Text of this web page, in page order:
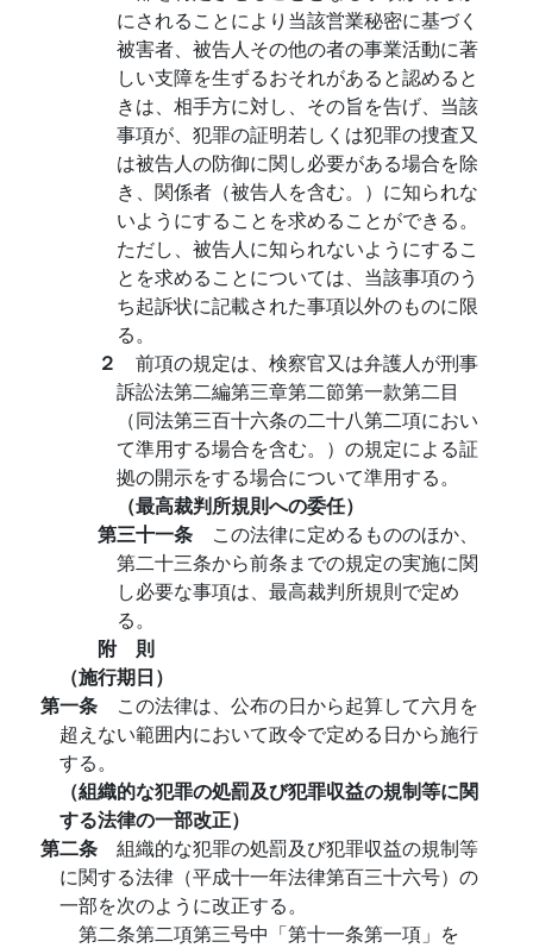
にされることにより当該営業秘密に基づく
被害者、被告人その他の者の事業活動に著
しい支障を生ずるおそれがあると認めると
きは、相手方に対し、その旨を告げ、当該
事項が、犯罪の証明若しくは犯罪の捜査又
は被告人の防御に関し必要がある場合を除
き、関係者（被告人を含む。）に知られな
いようにすることを求めることができる。
ただし、被告人に知られないようにするこ
とを求めることについては、当該事項のう
ち起訴状に記載された事項以外のものに限
る。
２ 前項の規定は、検察官又は弁護人が刑事
訴訟法第二編第三章第二節第一款第二目
（同法第三百十六条の二十八第二項におい
て準用する場合を含む。）の規定による証
拠の開示をする場合について準用する。
（最高裁判所規則への委任）
第三十一条 この法律に定めるもののほか、
第二十三条から前条までの規定の実施に関
し必要な事項は、最高裁判所規則で定め
る。
附 則
（施行期日）
第一条 この法律は、公布の日から起算して六月を
超えない範囲内において政令で定める日から施行
する。
（組織的な犯罪の処罰及び犯罪収益の規制等に関
する法律の一部改正）
第二条 組織的な犯罪の処罰及び犯罪収益の規制等
に関する法律（平成十一年法律第百三十六号）の
一部を次のように改正する。
第二条第二項第三号中「第十一条第一項」を